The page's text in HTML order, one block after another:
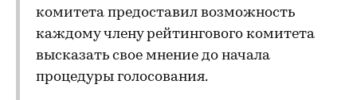
комитета предоставил возможность
каждому члену рейтингового комитета
высказать свое мнение до начала
процедуры голосования.